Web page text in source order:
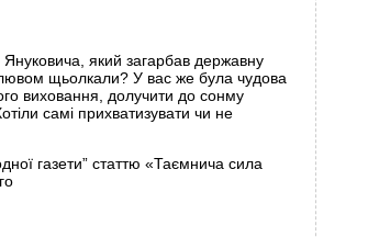
який загарбав державну
щьолкали? У вас же була чудова
виховання, долучити до сонму
самі прихватизувати чи не
газети” статтю «Таємнича сила